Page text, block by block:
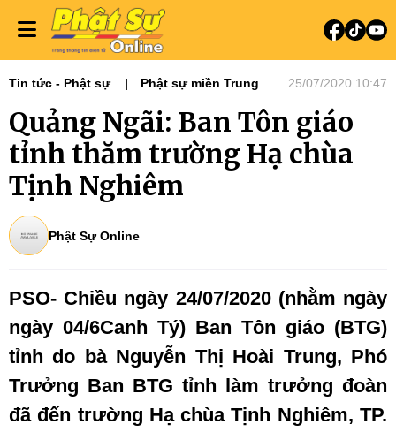
Tin tức - Phật sự Phật sự miền Trung 25/07/2020 10:47
Quảng Ngãi: Ban Tôn giáo
tỉnh thăm trường Hạ chùa
Tịnh Nghiêm
Phật Sự Online
PSO- Chiều ngày 24/07/2020 (nhằm ngày
ngày 04/6Canh Tý) Ban Tôn giáo (BTG)
tỉnh do bà Nguyễn Thị Hoài Trung, Phó
Trưởng Ban BTG tỉnh làm trưởng đoàn
đã đến trường Hạ chùa Tịnh Nghiêm, TP.